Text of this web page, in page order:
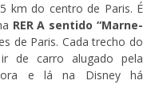
km do centro de Paris. É
RER A sentido “Marne-
de Paris. Cada trecho do
de carro alugado pela
e lá na Disney há